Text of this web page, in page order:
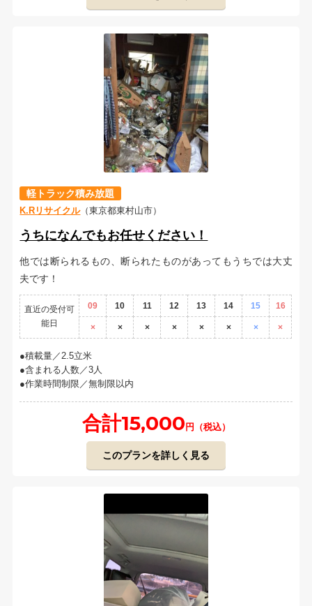
軽トラック積み放題
K.Rリサイクル（東京都東村山市）
うちになんでもお任せください！
他では断られるもの、断られたものがあってもうちでは大丈
夫です！
直近の受付可
能日
09 10 11 12 13 14 15 16
× × × × × × × ×
積載量／2.5立米
含まれる人数／3人
作業時間制限／無制限以内
合計15,000 円（税込）
このプランを詳しく見る